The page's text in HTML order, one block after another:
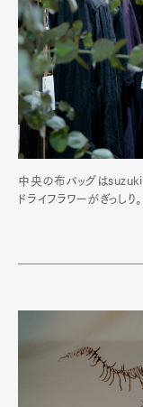
中央の布バッグは
ドライフラワーがぎっしり。